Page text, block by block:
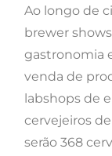
Ao longo de
brewer
gastronomia
venda de
labshops de
cervejeiros
serão 368